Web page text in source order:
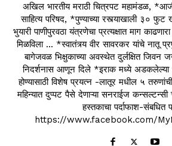
अखिल भारतीय मराठी चित्रपट महामंडळ,
साहित्य परिषद, *पुण्याच्या रस्त्याखाली ३०
भुयारी पाणीपुरवठा यंत्रणेचा प्रत्यक्षात माग
मिळविला ... *स्वातंत्र्य वीर सावरकर यांचे नातू
बागेजवळ भिक्षुकाच्या अवस्थेत दुर्लक्षित जिवन
निदर्शनास आणून दिले *इराक मध्ये अडकलेल्या
होण्यासाठी विशेष प्रयत्न -लातूर मधील ५
महिन्यात दुप्पट पैसे देणाऱ्या सनराईज
हस्तकाचा पर्दाफाश-संबधित
https://www.facebook.com/